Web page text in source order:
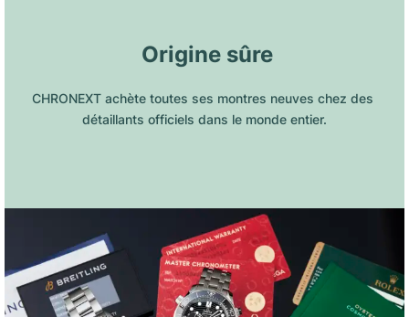
Origine sûre
CHRONEXT achète toutes ses montres neuves chez des
détaillants officiels dans le monde entier.